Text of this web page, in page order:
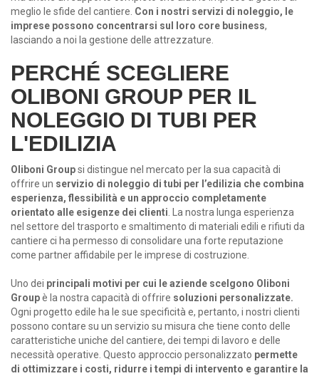
meglio le sfide del cantiere. Con i nostri servizi di noleggio, le
imprese possono concentrarsi sul loro core business,
lasciando a noi la gestione delle attrezzature.
PERCHÉ SCEGLIERE
OLIBONI GROUP PER IL
NOLEGGIO DI TUBI PER
L'EDILIZIA
Oliboni Groupsi distingue nel mercato per la sua capacità di
offrire un servizio di noleggio di tubi per l’edilizia che combina
esperienza, flessibilità e un approccio completamente
orientato alle esigenze dei clienti . La nostra lunga esperienza
nel settore del trasporto e smaltimento di materiali edili e rifiuti da
cantiere ci ha permesso di consolidare una forte reputazione
come partner affidabile per le imprese di costruzione.
Uno dei principali motivi per cui le aziende scelgono Oliboni
Groupè la nostra capacità di offrire soluzioni personalizzate.
Ogni progetto edile ha le sue specificità e, pertanto, i nostri clienti
possono contare su un servizio su misura che tiene conto delle
caratteristiche uniche del cantiere, dei tempi di lavoro e delle
necessità operative. Questo approccio personalizzato permette
di ottimizzare i costi, ridurre i tempi di intervento e garantire la